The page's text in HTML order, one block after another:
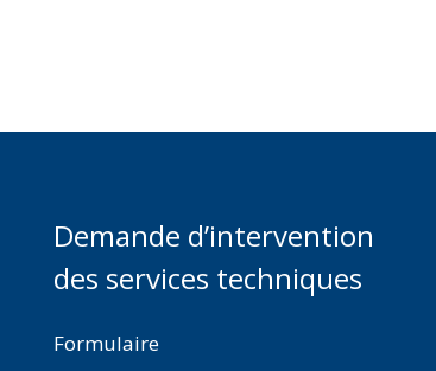
Demande d’intervention
des services techniques
Formulaire